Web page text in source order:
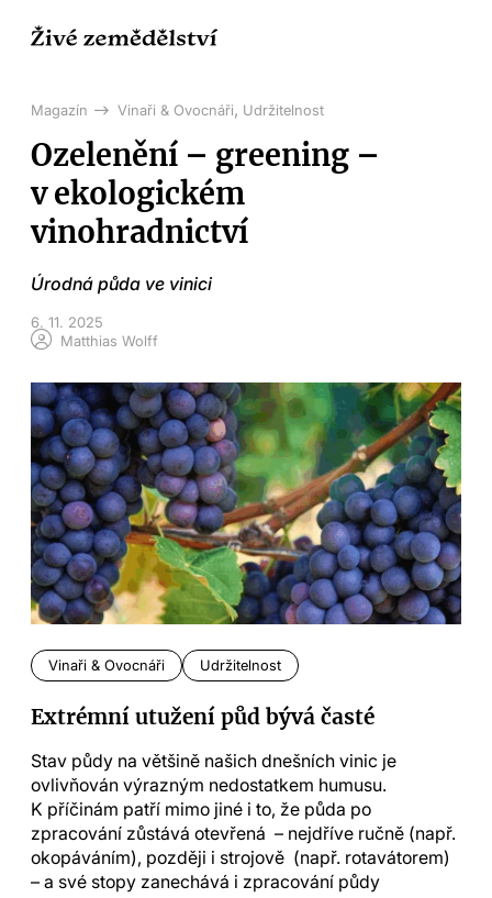
Magazín Vinaři & Ovocnáři, Udržitelnost
Ozelenění – greening –
v ekologickém
vinohradnictví
Úrodná půda ve vinici
6. 11. 2025
Matthias Wolff
Vinaři & Ovocnáři Udržitelnost
Extrémní utužení půd bývá časté
Stav půdy na většině našich dnešních vinic je
ovlivňován výrazným nedostatkem humusu.
K příčinám patří mimo jiné i to, že půda po
zpracování zůstává otevřená – nejdříve ručně (např.
okopáváním), později i strojově (např. rotavátorem)
– a své stopy zanechává i zpracování půdy